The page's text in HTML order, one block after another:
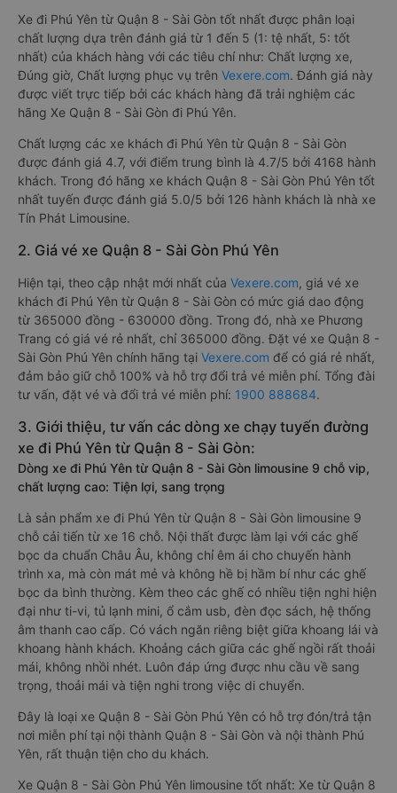
Xe đi Phú Yên từ Quận 8 - Sài Gòn tốt nhất được phân loại
chất lượng dựa trên đánh giá từ 1 đến 5 (1: tệ nhất, 5: tốt
nhất) của khách hàng với các tiêu chí như: Chất lượng xe,
Đúng giờ, Chất lượng phục vụ trên Vexere.com. Đánh giá này
được viết trực tiếp bởi các khách hàng đã trải nghiệm các
hãng Xe Quận 8 - Sài Gòn đi Phú Yên.
Chất lượng các xe khách đi Phú Yên từ Quận 8 - Sài Gòn
được đánh giá 4.7, với điểm trung bình là 4.7/5 bởi 4168 hành
khách. Trong đó hãng xe khách Quận 8 - Sài Gòn Phú Yên tốt
nhất tuyến được đánh giá 5.0/5 bởi 126 hành khách là nhà xe
Tín Phát Limousine.
2. Giá vé xe Quận 8 - Sài Gòn Phú Yên
Hiện tại, theo cập nhật mới nhất của Vexere.com, giá vé xe
khách đi Phú Yên từ Quận 8 - Sài Gòn có mức giá dao động
từ 365000 đồng - 630000 đồng. Trong đó, nhà xe Phương
Trang có giá vé rẻ nhất, chỉ 365000 đồng. Đặt vé xe Quận 8 -
Sài Gòn Phú Yên chính hãng tại Vexere.com để có giá rẻ nhất,
đảm bảo giữ chỗ 100% và hỗ trợ đổi trả vé miễn phí. Tổng đài
tư vấn, đặt vé và đổi trả vé miễn phí: 1900 888684.
3. Giới thiệu, tư vấn các dòng xe chạy tuyến đường
xe đi Phú Yên từ Quận 8 - Sài Gòn:
Dòng xe đi Phú Yên từ Quận 8 - Sài Gòn limousine 9 chỗ vip,
chất lượng cao: Tiện lợi, sang trọng
Là sản phẩm xe đi Phú Yên từ Quận 8 - Sài Gòn limousine 9
chỗ cải tiến từ xe 16 chỗ. Nội thất được làm lại với các ghế
bọc da chuẩn Châu Âu, không chỉ êm ái cho chuyến hành
trình xa, mà còn mát mẻ và không hề bị hầm bí như các ghế
bọc da bình thường. Kèm theo các ghế có nhiều tiện nghi hiện
đại như ti-vi, tủ lạnh mini, ổ cắm usb, đèn đọc sách, hệ thống
âm thanh cao cấp. Có vách ngăn riêng biệt giữa khoang lái và
khoang hành khách. Khoảng cách giữa các ghế ngồi rất thoải
mái, không nhồi nhét. Luôn đáp ứng được nhu cầu về sang
trọng, thoải mái và tiện nghi trong việc di chuyển.
Đây là loại xe Quận 8 - Sài Gòn Phú Yên có hỗ trợ đón/trả tận
nơi miễn phí tại nội thành Quận 8 - Sài Gòn và nội thành Phú
Yên, rất thuận tiện cho du khách.
Xe Quận 8 - Sài Gòn Phú Yên limousine tốt nhất: Xe từ Quận 8